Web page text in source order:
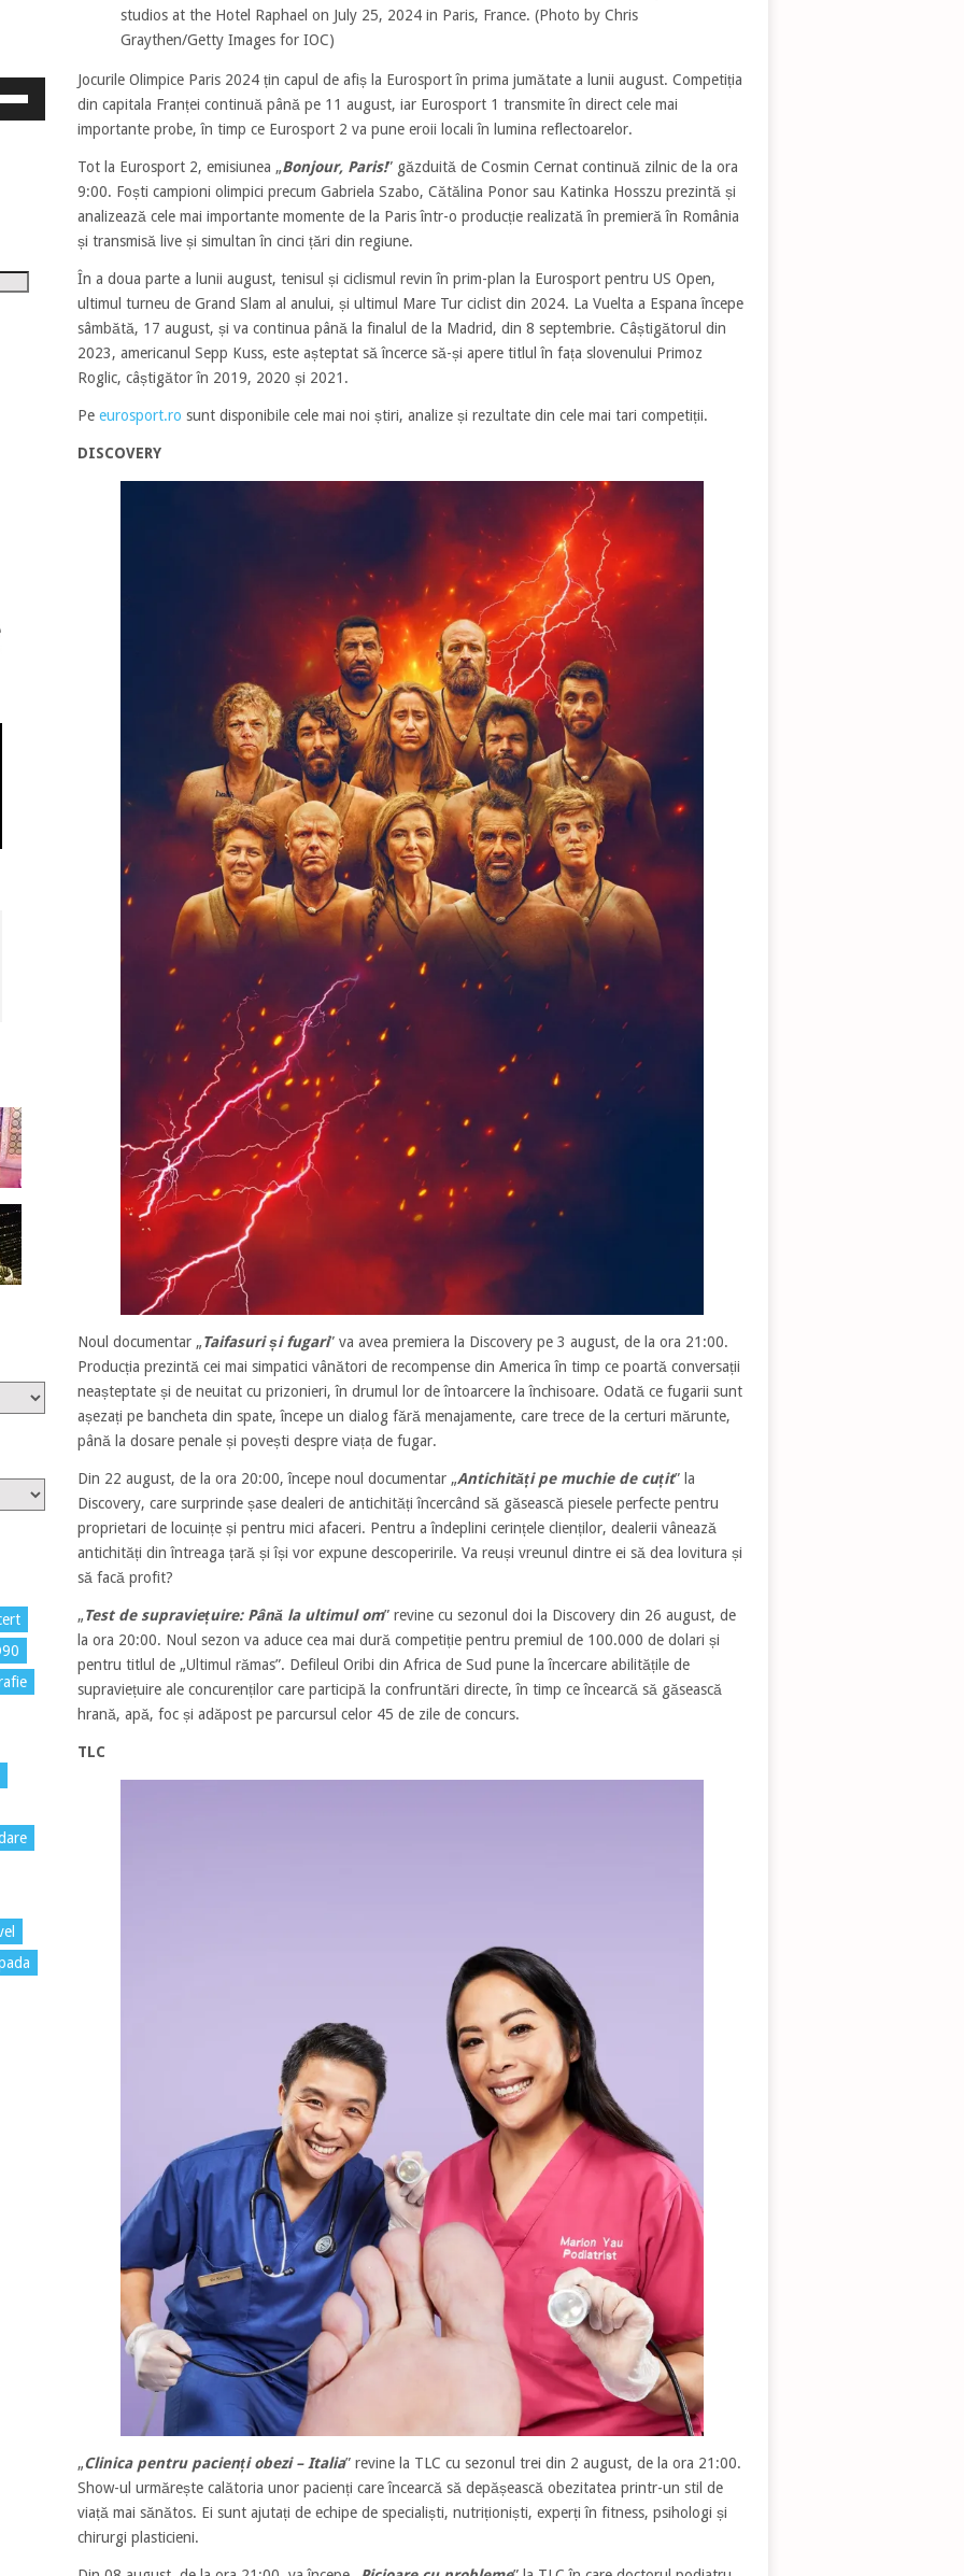
studios at the Hotel Raphael on July 25, 2024 in Paris, France. (Photo by Chris
Graythen/Getty Images for IOC)
Jocurile Olimpice Paris 2024 țin capul de afiș la Eurosport în prima jumătate a lunii august. Competiția
din capitala Franței continuă până pe 11 august, iar Eurosport 1 transmite în direct cele mai
importante probe, în timp ce Eurosport 2 va pune eroii locali în lumina reflectoarelor.
Tot la Eurosport 2, emisiunea „Bonjour, Paris!” găzduită de Cosmin Cernat continuă zilnic de la ora
9:00. Foști campioni olimpici precum Gabriela Szabo, Cătălina Ponor sau Katinka Hosszu prezintă și
analizează cele mai importante momente de la Paris într-o producție realizată în premieră în România
și transmisă live și simultan în cinci țări din regiune.
În a doua parte a lunii august, tenisul și ciclismul revin în prim-plan la Eurosport pentru US Open,
ultimul turneu de Grand Slam al anului, și ultimul Mare Tur ciclist din 2024. La Vuelta a Espana începe
sâmbătă, 17 august, și va continua până la finalul de la Madrid, din 8 septembrie. Câștigătorul din
2023, americanul Sepp Kuss, este așteptat să încerce să-și apere titlul în fața slovenului Primoz
Roglic, câștigător în 2019, 2020 și 2021.
Pe eurosport.ro sunt disponibile cele mai noi știri, analize și rezultate din cele mai tari competiții.
DISCOVERY
Noul documentar „Taifasuri și fugari” va avea premiera la Discovery pe 3 august, de la ora 21:00.
Producția prezintă cei mai simpatici vânători de recompense din America în timp ce poartă conversații
neașteptate și de neuitat cu prizonieri, în drumul lor de întoarcere la închisoare. Odată ce fugarii sunt
așezați pe bancheta din spate, începe un dialog fără menajamente, care trece de la certuri mărunte,
până la dosare penale și povești despre viața de fugar.
Din 22 august, de la ora 20:00, începe noul documentar „Antichități pe muchie de cuțit” la
Discovery, care surprinde șase dealeri de antichități încercând să găsească piesele perfecte pentru
proprietari de locuințe și pentru mici afaceri. Pentru a îndeplini cerințele clienților, dealerii vânează
antichități din întreaga țară și își vor expune descoperirile. Va reuși vreunul dintre ei să dea lovitura și
să facă profit?
„Test de supraviețuire: Până la ultimul om” revine cu sezonul doi la Discovery din 26 august, de
la ora 20:00. Noul sezon va aduce cea mai dură competiție pentru premiul de 100.000 de dolari și
pentru titlul de „Ultimul rămas”. Defileul Oribi din Africa de Sud pune la încercare abilitățile de
supraviețuire ale concurenților care participă la confruntări directe, în timp ce încearcă să găsească
hrană, apă, foc și adăpost pe parcursul celor 45 de zile de concurs.
TLC
„Clinica pentru pacienți obezi – Italia” revine la TLC cu sezonul trei din 2 august, de la ora 21:00.
Show-ul urmărește calătoria unor pacienți care încearcă să depășească obezitatea printr-un stil de
viață mai sănătos. Ei sunt ajutați de echipe de specialiști, nutriționiști, experți în fitness, psihologi și
chirurgi plasticieni.